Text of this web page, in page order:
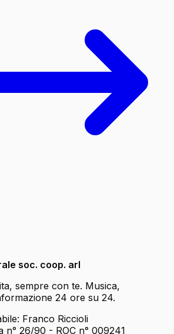
soc. coop. arl
sempre con te. Musica,
24 ore su 24.
Franco Riccioli
n° 26/90 - ROC n° 009241